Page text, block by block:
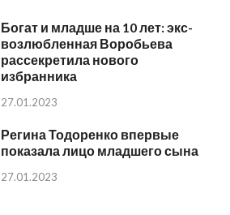
Богат и младше на 10 лет: экс-
возлюбленная Воробьева
рассекретила нового
избранника
27.01.2023
Регина Тодоренко впервые
показала лицо младшего сына
27.01.2023